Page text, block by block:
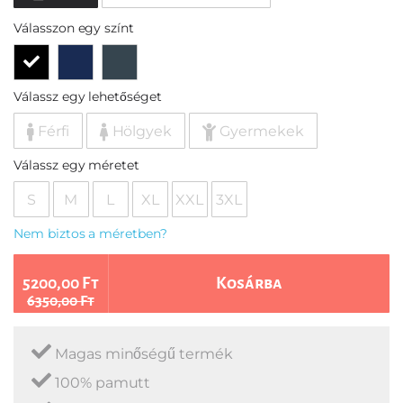
Válasszon egy színt
Válassz egy lehetőséget
Férfi Hölgyek Gyermekek
Válassz egy méretet
S M L XL XXL 3XL
Nem biztos a méretben?
5200,00 Ft
6350,00 Ft
Kosárba
Magas minőségű termék
100% pamutt